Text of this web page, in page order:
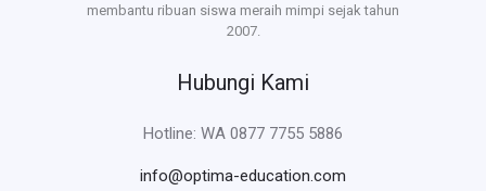
membantu ribuan siswa meraih mimpi sejak tahun
2007.
Hubungi Kami
Hotline: WA 0877 7755 5886
info@optima-education.com